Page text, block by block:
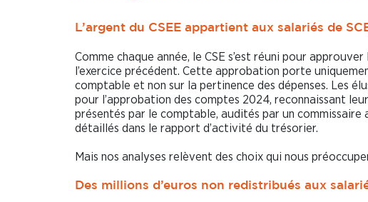
L’argent du CSEE appartient aux salariés de
Comme chaque année, le CSE s’est réuni pour
l’exercice précédent. Cette approbation porte
comptable et non sur la pertinence des dépenses. Les
pour l’approbation des comptes 2024, reconnaissant
présentés par le comptable, audités par un commissaire
détaillés dans le rapport d’activité du trésorier.
Mais nos analyses relèvent des choix qui nous
Des millions d’euros non redistribués aux